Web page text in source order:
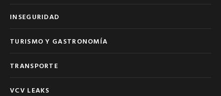
INSEGURIDAD
TURISMO Y GASTRONOMÍA
TRANSPORTE
VCV LEAKS